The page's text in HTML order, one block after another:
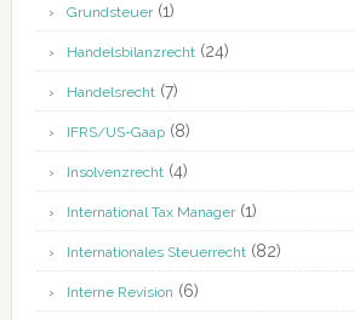
Grundsteuer(1)
Handelsbilanzrecht(24)
Handelsrecht(7)
IFRS/US-Gaap(8)
Insolvenzrecht(4)
International Tax Manager(1)
Internationales Steuerrecht(82)
Interne Revision (6)